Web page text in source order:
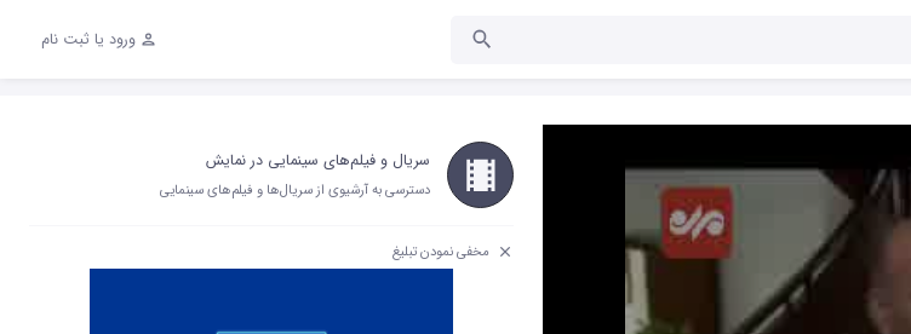
ورود یا ثبت نام
سریال و فیلم‌های سینمایی در نمایش
دسترسی به آرشیوی از سریال‌ها و فیلم‌های سینمایی
مخفی نمودن تبلیغ